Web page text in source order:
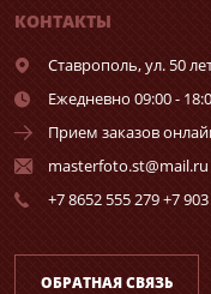
КОНТАКТЫ
Ставрополь,ул. 50
Ежедневно 09:00 -
Прием заказов
masterfoto.st@mail.ru
+7 8652 555 279 +7
ОБРАТНАЯ СВЯЗЬ